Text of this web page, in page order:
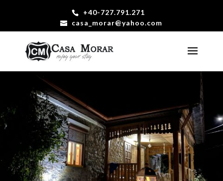
+40-727.791.271
casa_morar@yahoo.com